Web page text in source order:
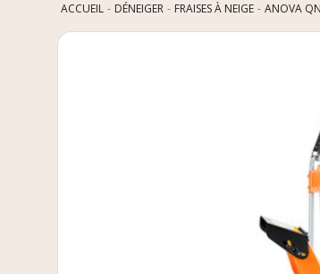
ACCUEIL DÉNEIGER FRAISES À NEIGE ANOVA